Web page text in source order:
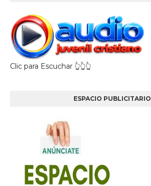
Clic para Escuchar 👆👆👆
ESPACIO PUBLICITARIO